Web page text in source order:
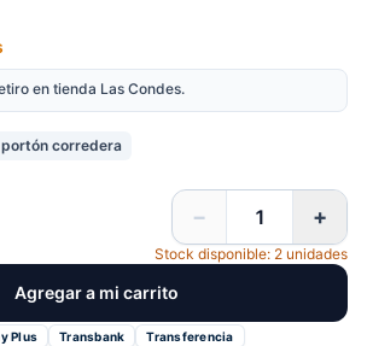
en tienda Las Condes.
portón corredera
− +
Stock disponible: 2 unidades
Agregar a mi carrito
Plus Transbank Transferencia